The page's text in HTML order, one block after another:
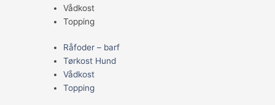
Vådkost
Topping
Råfoder – barf
Tørkost Hund
Vådkost
Topping